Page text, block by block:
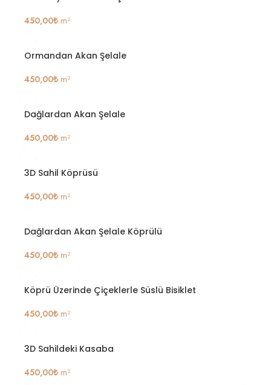
450,00₺ m²
Ormandan Akan Şelale
450,00₺ m²
Dağlardan Akan Şelale
450,00₺ m²
3D Sahil Köprüsü
450,00₺ m²
Dağlardan Akan Şelale Köprülü
450,00₺ m²
Köprü Üzerinde Çiçeklerle Süslü Bisiklet
450,00₺ m²
3D Sahildeki Kasaba
450,00₺ m²